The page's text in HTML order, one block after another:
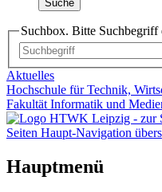
Suche
Suchbox. Bitte Suchbegriff
Aktuelles
Hochschule für Technik,
Fakultät Informatik und
Seiten Haupt-Navigation
Hauptmenü